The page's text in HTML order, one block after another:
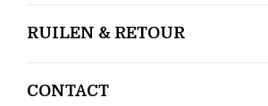
RUILEN & RETOUR
CONTACT